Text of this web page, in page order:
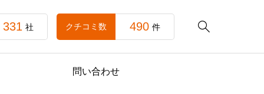

331 社 クチコミ数 490 件
問い合わせ